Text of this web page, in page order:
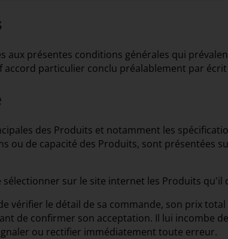
aux présentes conditions générales qui
accord particulier conclu préalablement par écrit
des Produits et notamment les
ou de capacité des Produits, sont présentées
sélectionner sur le site internet les Produits qu'il
vérifier le détail de sa commande, son prix
de confirmer son acceptation. Il lui incombe
ou rectifier immédiatement toute erreur.